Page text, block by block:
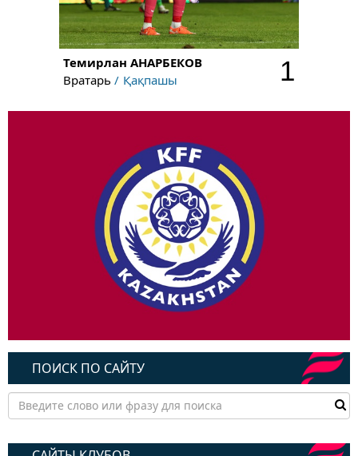
Темирлан АНАРБЕКОВ
Вратарь
Қақпашы 1
ПОИСК ПО САЙТУ